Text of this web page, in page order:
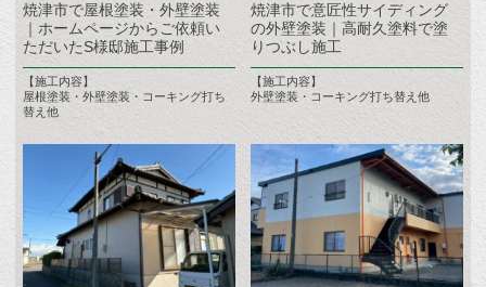
焼津市で屋根塗装・外壁塗装
｜ホームページからご依頼い
ただいたS様邸施工事例
【施工内容】
屋根塗装・外壁塗装・コーキング打ち
替え他
焼津市で意匠性サイディング
の外壁塗装｜高耐久塗料で塗
りつぶし施工
【施工内容】
外壁塗装・コーキング打ち替え他